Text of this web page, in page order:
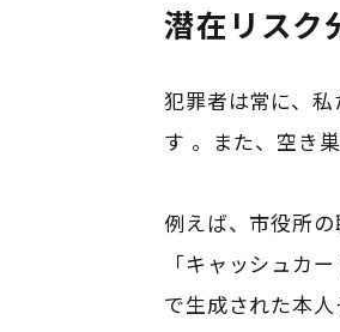
潜在リスク
犯罪者は常に、
す 。また、空き
例えば、市役所
「キャッシュカ
で生成された本